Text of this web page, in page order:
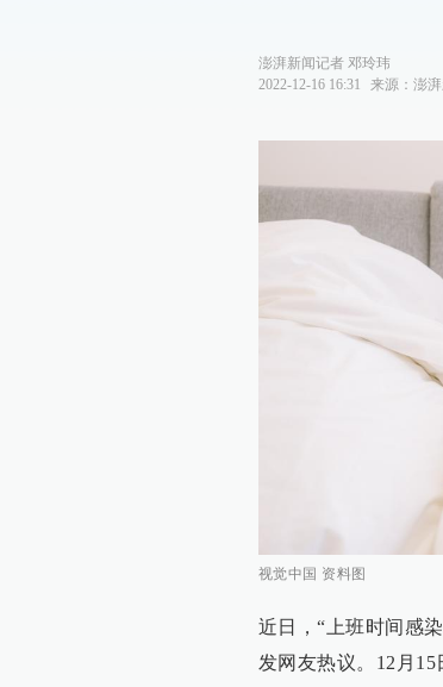
澎湃新闻记者 邓玲玮
2022-12-16 16:31
来源： 澎
视觉中国 资料图
近日，“上班时间感
发网友热议。12月